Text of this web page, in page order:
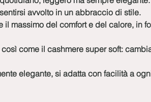
avvolto in un abbraccio di stile.
il massimo del comfort e del calore, in
come il cashmere super soft:
elegante, si adatta con facilità a